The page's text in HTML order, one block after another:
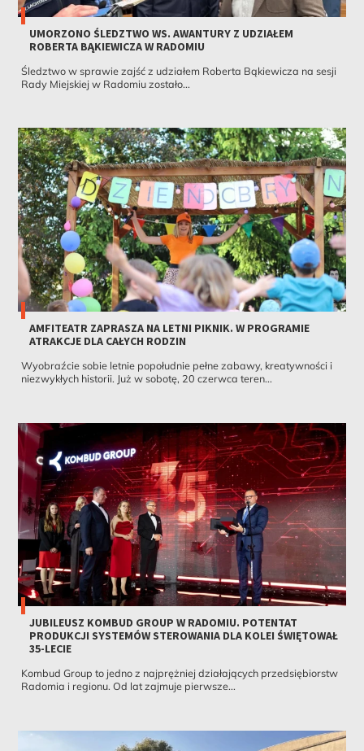
UMORZONO ŚLEDZTWO WS. AWANTURY Z UDZIAŁEM
ROBERTA BĄKIEWICZA W RADOMIU
Śledztwo w sprawie zajść z udziałem Roberta Bąkiewicza na sesji
Rady Miejskiej w Radomiu zostało...
AMFITEATR ZAPRASZA NA LETNI PIKNIK. W PROGRAMIE
ATRAKCJE DLA CAŁYCH RODZIN
Wyobraźcie sobie letnie popołudnie pełne zabawy, kreatywności i
niezwykłych historii. Już w sobotę, 20 czerwca teren...
JUBILEUSZ KOMBUD GROUP W RADOMIU. POTENTAT
PRODUKCJI SYSTEMÓW STEROWANIA DLA KOLEI ŚWIĘTOWAŁ
35-LECIE
Kombud Group to jedno z najprężniej działających przedsiębiorstw
Radomia i regionu. Od lat zajmuje pierwsze...